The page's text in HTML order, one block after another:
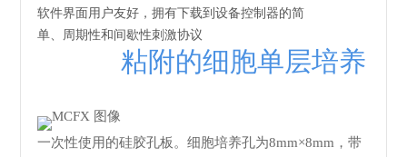
软件界面用户友好，拥有下载到设备控制器的简
单、周期性和间歇性刺激协议
粘附的细胞单层培养
一次性使用的硅胶孔板。细胞培养孔为8mm×8mm，带